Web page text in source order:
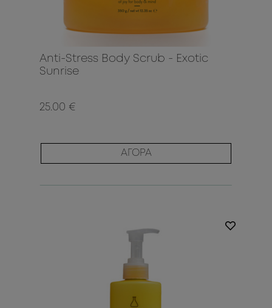
Anti-Stress Body Scrub - Exotic
Sunrise
25.00 €
ΑΓΟΡΑ